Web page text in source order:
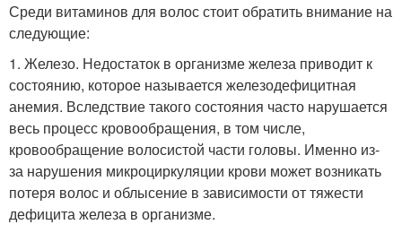
Среди витаминов для волос стоит обратить внимание на
следующие:
1. Железо. Недостаток в организме железа приводит к
состоянию, которое называется железодефицитная
анемия. Вследствие такого состояния часто нарушается
весь процесс кровообращения, в том числе,
кровообращение волосистой части головы. Именно из-
за нарушения микроциркуляции крови может возникать
потеря волос и облысение в зависимости от тяжести
дефицита железа в организме.